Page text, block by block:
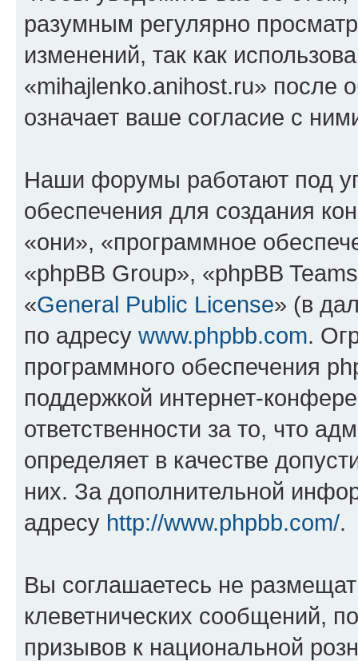
разумным регулярно
изменений, так как
«mihajlenko.anihost.ru» после
означает ваше согласие с
Наши форумы работают под
обеспечения для создания
«они», «программное
«phpBB Group», «phpBB
«General Public License» (в
по адресу www.phpbb.com.
программного обеспечения
поддержкой интернет-
ответственности за то, что
определяет в качестве
них. За дополнительной
адресу http://www.phpbb.com/.
Вы соглашаетесь не
клеветнических сообщений,
призывов к национальной